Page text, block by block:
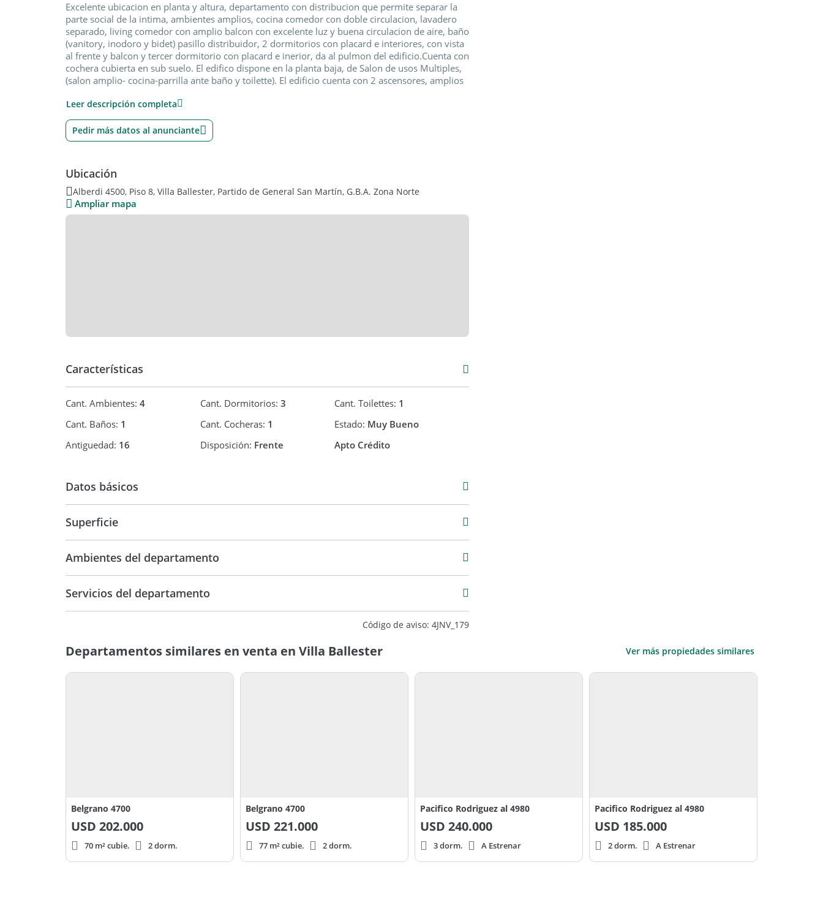
Excelente ubicacion en planta y altura, departamento con distribucion que permite separar la
parte social de la intima, ambientes amplios, cocina comedor con doble circulacion, lavadero
separado, living comedor con amplio balcon con excelente luz y buena circulacion de aire, baño
(vanitory, inodoro y bidet) pasillo distribuidor, 2 dormitorios con placard e interiores, con vista
al frente y balcon y tercer dormitorio con placard e inerior, da al pulmon del edificio.Cuenta con
cochera cubierta en sub suelo. El edifico dispone en la planta baja, de Salon de usos Multiples,
(salon amplio- cocina-parrilla ante baño y toilette). El edificio cuenta con 2 ascensores, amplios
Leer descripción completa
Pedir más datos al anunciante
Ubicación
Alberdi 4500, Piso 8, Villa Ballester, Partido de General San Martín, G.B.A. Zona Norte
Ampliar mapa
Características
Cant. Ambientes: 4 Cant. Dormitorios: 3 Cant. Toilettes: 1
Cant. Baños: 1 Cant. Cocheras: 1 Estado: Muy Bueno
Antiguedad: 16 Disposición: Frente Apto Crédito
Datos básicos
Departamento
Superficie
Ambientes del departamento
Servicios del departamento
Código de aviso: 4JNV_179
Departamentos similares en venta en Villa Ballester Ver más propiedades similares
Belgrano 4700
USD 202.000
70 m² cubie. 2 dorm.
Belgrano 4700
USD 221.000
77 m² cubie. 2 dorm.
Pacifico Rodriguez al 4980
USD 240.000
3 dorm. A Estrenar
Pacifico Rodriguez al 4980
USD 185.000
2 dorm. A Estrenar